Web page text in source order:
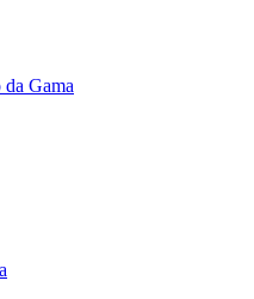
da Gama